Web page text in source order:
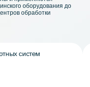
оборудования до
обработки
систем